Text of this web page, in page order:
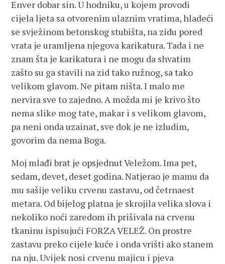
Enver dobar sin. U hodniku, u kojem provodi
cijela ljeta sa otvorenim ulaznim vratima, hladeći
se svježinom betonskog stubišta, na zidu pored
vrata je uramljena njegova karikatura. Tada i ne
znam šta je karikatura i ne mogu da shvatim
zašto su ga stavili na zid tako ružnog, sa tako
velikom glavom. Ne pitam ništa. I malo me
nervira sve to zajedno. A možda mi je krivo što
nema slike mog tate, makar i s velikom glavom,
pa neni onda uzainat, sve dok je ne izludim,
govorim da nema Boga.
Moj mlađi brat je opsjednut Veležom. Ima pet,
sedam, devet, deset godina. Natjerao je mamu da
mu sašije veliku crvenu zastavu, od četrnaest
metara. Od bijelog platna je skrojila velika slova i
nekoliko noći zaredom ih prišivala na crvenu
tkaninu ispisujući FORZA VELEŽ. On prostre
zastavu preko cijele kuće i onda vrišti ako stanem
na nju. Uvijek nosi crvenu majicu i pjeva